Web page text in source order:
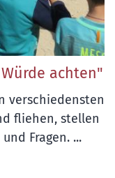
achten"
verschiedensten
fliehen, stellen
Fragen. ...